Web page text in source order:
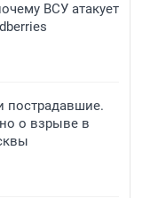
ВСУ атакует
пострадавшие.
о взрыве в